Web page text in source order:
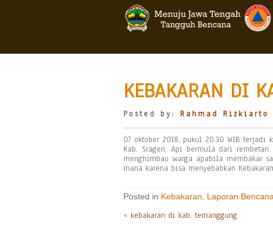
KEBAKARAN DI
Posted by: Rahmad Rizkiarto
07 oktober 2018, pukul 20.30 WIB terjadi
Kab. Sragen. Api bermula dari
menghimbau warga apabila membakar
mana karena bisa menyebabkan
Posted in Kebakaran Laporan Bencana
« kebakaran di kab. temanggung